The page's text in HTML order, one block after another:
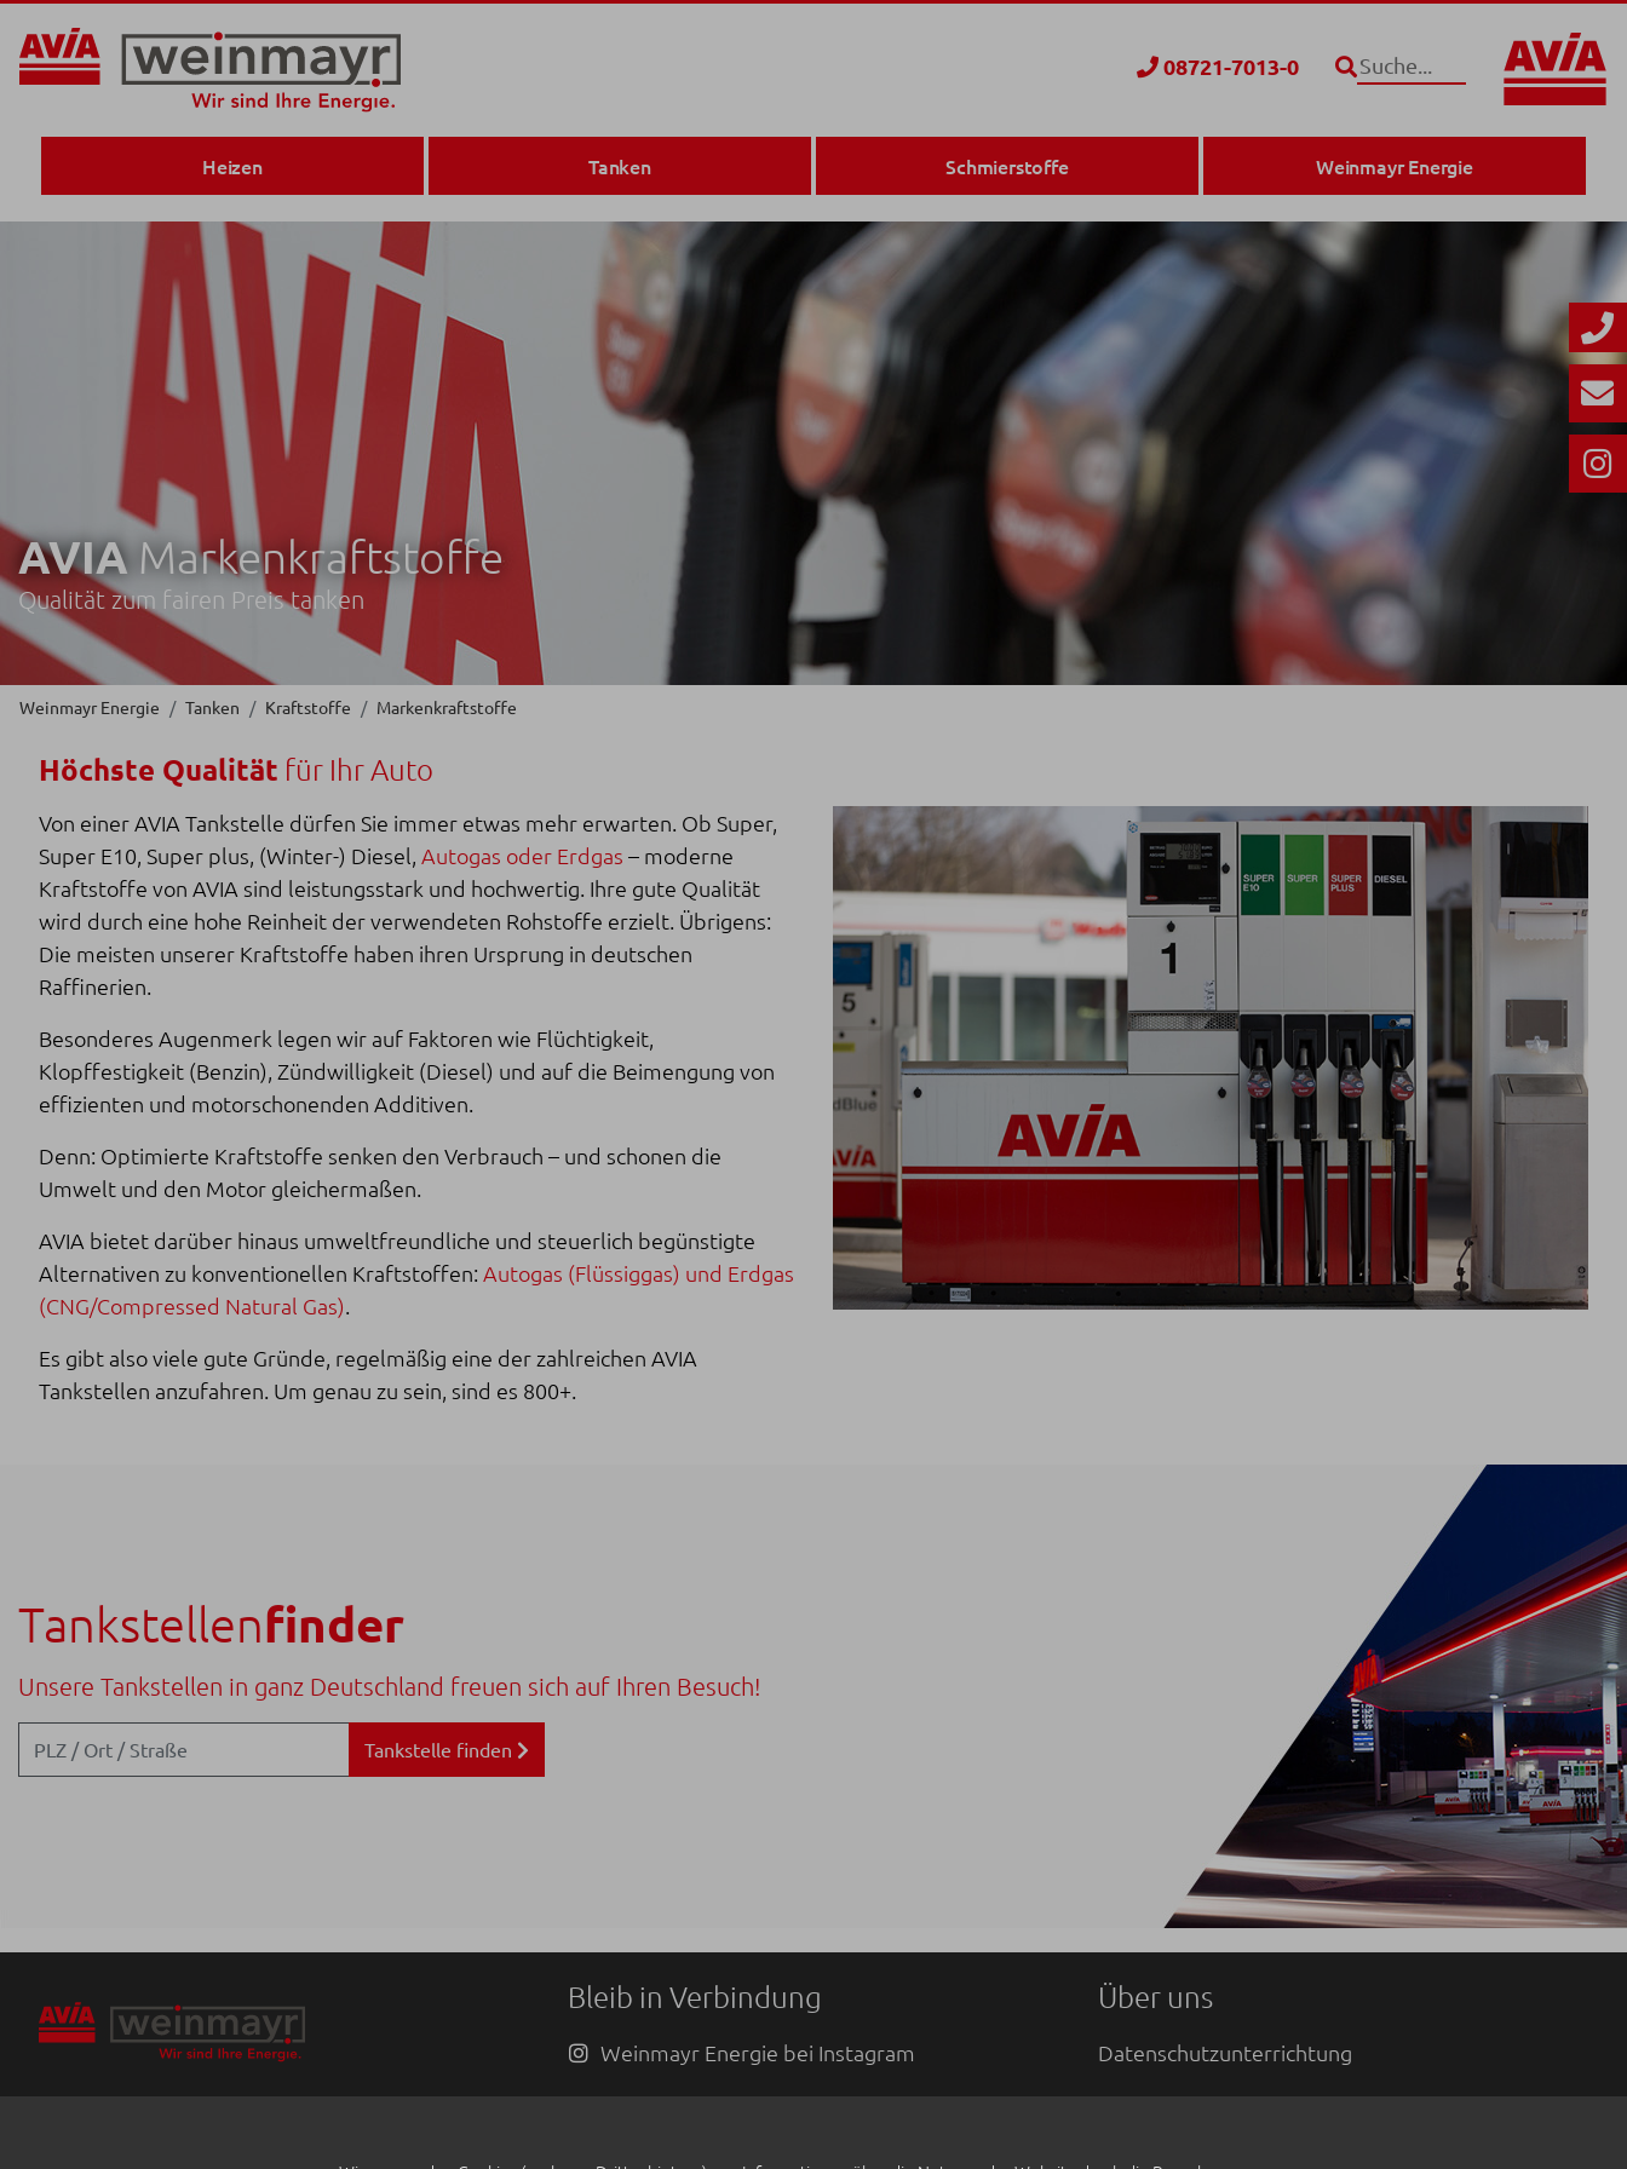
08721-7013-0
Suche
Heizen Tanken Schmierstoffe Weinmayr Energie
AVIAMarkenkraftstoffe
Qualität zum fairen Preis tanken
Weinmayr Energie Tanken Kraftstoffe Markenkraftstoffe
Höchste Qualität für Ihr Auto
Von einer AVIA Tankstelle dürfen Sie immer etwas mehr erwarten. Ob Super,
Super E10, Super plus, (Winter-) Diesel, Autogas oder Erdgas – moderne
Kraftstoffe von AVIA sind leistungsstark und hochwertig. Ihre gute Qualität
wird durch eine hohe Reinheit der verwendeten Rohstoffe erzielt. Übrigens:
Die meisten unserer Kraftstoffe haben ihren Ursprung in deutschen
Raffinerien.
Besonderes Augenmerk legen wir auf Faktoren wie Flüchtigkeit,
Klopffestigkeit (Benzin), Zündwilligkeit (Diesel) und auf die Beimengung von
effizienten und motorschonenden Additiven.
Denn: Optimierte Kraftstoffe senken den Verbrauch – und schonen die
Umwelt und den Motor gleichermaßen.
AVIA bietet darüber hinaus umweltfreundliche und steuerlich begünstigte
Alternativen zu konventionellen Kraftstoffen: Autogas (Flüssiggas) und Erdgas
(CNG/Compressed Natural Gas).
Es gibt also viele gute Gründe, regelmäßig eine der zahlreichen AVIA
Tankstellen anzufahren. Um genau zu sein, sind es 800+.
Tankstellenfinder
Unsere Tankstellen in ganz Deutschland freuen sich auf Ihren Besuch!
Tankstelle finden
Bleib in Verbindung
Weinmayr Energie bei Instagram
Kontakt
Über uns
Datenschutzunterrichtung
Impressum